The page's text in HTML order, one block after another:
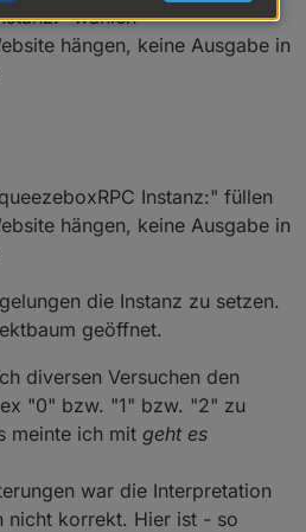
"Untersuchen" auswählen.
Bereich den Reiter "Console"
vor dem hinzufügen des
bitte vor Auswahl der Instanz
wählen
hängen, keine Ausgabe in
Instanz:" füllen
hängen, keine Ausgabe in
die Instanz zu setzen.
geöffnet.
diversen Versuchen den
"0" bzw. "1" bzw. "2" zu
meinte ich mit geht es
war die Interpretation
nicht korrekt. Hier ist - so